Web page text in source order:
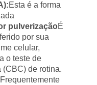
Esta é a forma
pulverizaçãoÉ
por sua
celular,
o teste de
de rotina.
Frequentemente